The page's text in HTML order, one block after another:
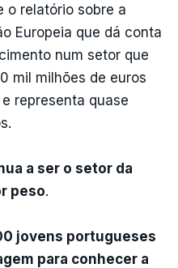
o relatório sobre a
Europeia que dá conta
num setor que
mil milhões de euros
representa quase
a ser o setor da
peso.
jovens portugueses
para conhecer a